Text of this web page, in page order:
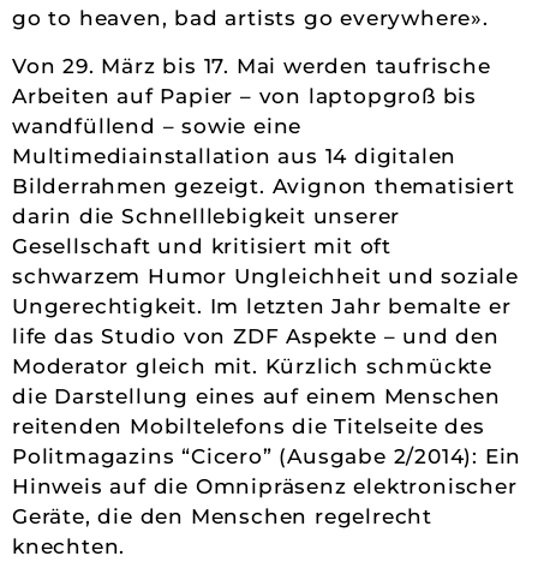
go to heaven, bad artists go everywhere».
Von 29. März bis 17. Mai werden taufrische
Arbeiten auf Papier – von laptopgroß bis
wandfüllend – sowie eine
Multimediainstallation aus 14 digitalen
Bilderrahmen gezeigt. Avignon thematisiert
darin die Schnelllebigkeit unserer
Gesellschaft und kritisiert mit oft
schwarzem Humor Ungleichheit und soziale
Ungerechtigkeit. Im letzten Jahr bemalte er
life das Studio von ZDF Aspekte – und den
Moderator gleich mit. Kürzlich schmückte
die Darstellung eines auf einem Menschen
reitenden Mobiltelefons die Titelseite des
Politmagazins “Cicero” (Ausgabe 2/2014): Ein
Hinweis auf die Omnipräsenz elektronischer
Geräte, die den Menschen regelrecht
knechten.